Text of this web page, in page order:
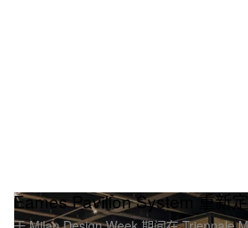
Eames Pavilion System 重新